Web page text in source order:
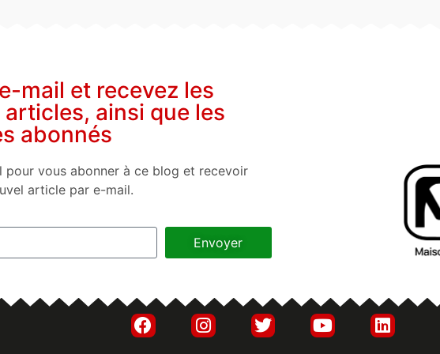
mail et recevez les
ainsi que les
abonnés
pour vous abonner à ce blog et recevoir
article par e-mail.
Envoyer